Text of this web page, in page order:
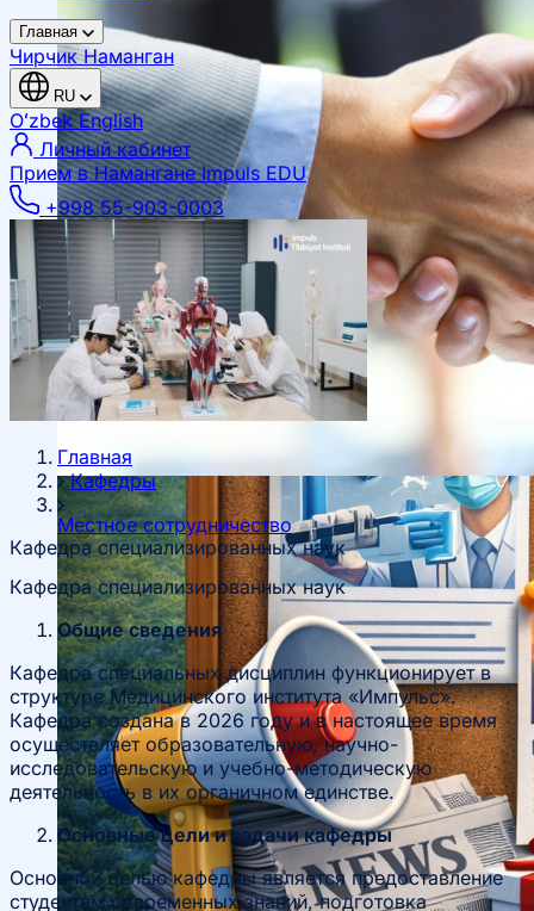
Руководство
Местное сотрудничество
Главная
ЧирчикНаманган
RU
OʻzbekEnglish
Личный кабинет
Прием в Намангане Impuls EDU
+998 55-903-0003
Главная
Кафедры
Кафедра специализированных наук
Кафедра специализированных наук
Общие сведения
Кафедра специальных дисциплин функционирует в
структуре Медицинского института «Импульс».
Кафедра создана в 2026 году и в настоящее время
осуществляет образовательную, научно-
исследовательскую и учебно-методическую
деятельность в их органичном единстве.
Основные цели и задачи кафедры
Основной целью кафедры является предоставление
студентам современных знаний, подготовка